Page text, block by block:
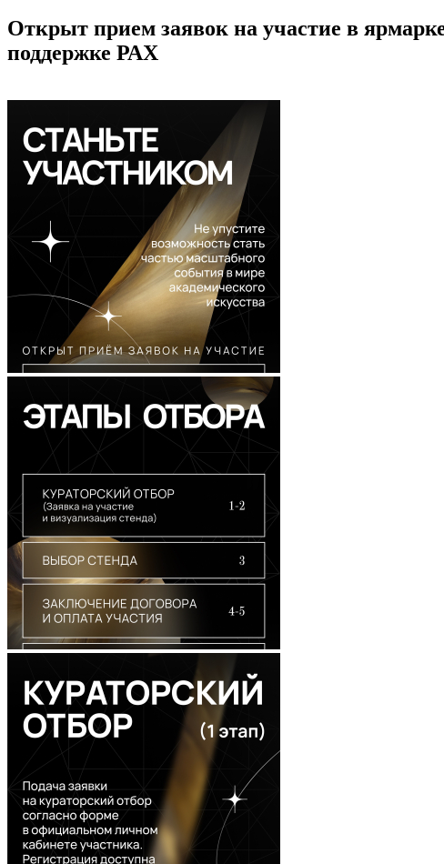
Открыт прием заявок на участие в
поддержке РАХ